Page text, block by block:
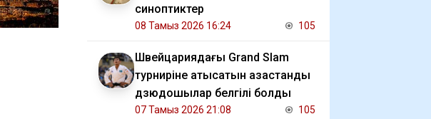
синоптиктер
08 Тамыз 2026 16:24 105
Швейцариядағы Grand Slam
турниріне қатысатын қазақстандық
дзюдошылар белгілі болды
07 Тамыз 2026 21:08 105